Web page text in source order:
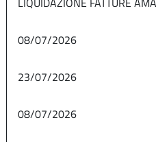
08/07/2026
23/07/2026
08/07/2026